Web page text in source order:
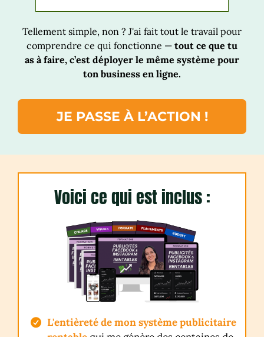
Tellement simple, non ? J'ai fait tout le travail pour
comprendre ce qui fonctionne — tout ce que tu
as à faire, c’est déployer le même système pour
ton business en ligne.
JE PASSE À L’ACTION !
Voici ce qui est inclus :
L'entièreté de mon système publicitaire